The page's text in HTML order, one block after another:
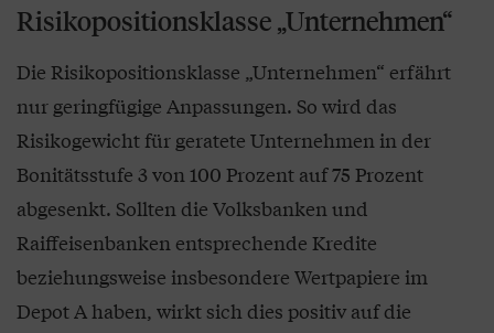
Risikopositionsklasse „Unternehmen“
Die Risikopositionsklasse „Unternehmen“ erfährt
nur geringfügige Anpassungen. So wird das
Risikogewicht für geratete Unternehmen in der
Bonitätsstufe 3 von 100 Prozent auf 75 Prozent
abgesenkt. Sollten die Volksbanken und
Raiffeisenbanken entsprechende Kredite
beziehungsweise insbesondere Wertpapiere im
Depot A haben, wirkt sich dies positiv auf die